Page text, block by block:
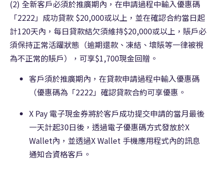
(2) 全新客戶必須於推廣期內，在申請過程中輸入優惠碼
「2222」成功貸款 $20,000或以上，並在確認合約當日起
計120天內，每日貸款結欠須維持$20,000或以上，賬戶必
須保持正常活躍狀態（逾期還款、凍結、壞賬等一律被視
為不正常的賬戶），可享$1,700現金回贈。
客戶須於推廣期內，在貸款申請過程中輸入優惠碼
（優惠碼為「2222」確認貸款合約可享優惠。
X Pay 電子現金券將於客戶成功提交申請的當月最後
一天計起30日後，透過電子優惠碼方式發放於X
Wallet內，並透過X Wallet 手機應用程式內的訊息
通知合資格客戶。